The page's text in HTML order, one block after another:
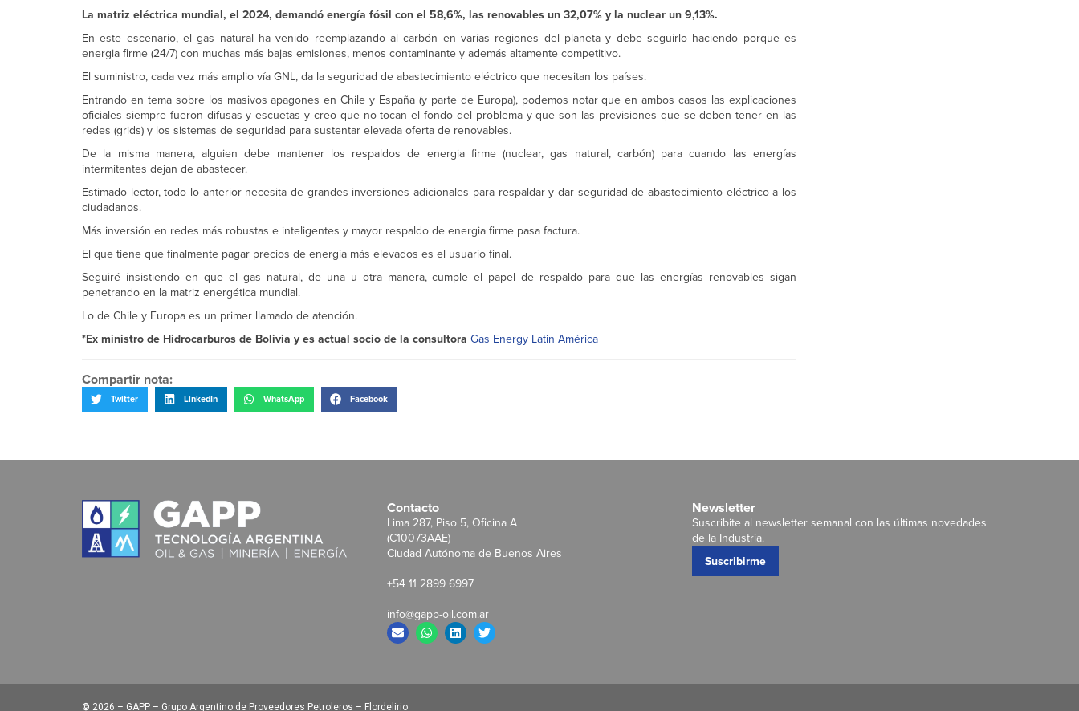
La matriz eléctrica mundial, el 2024, demandó energía fósil con el 58,6%, las renovables un 32,07% y la nuclear un 9,13%.
En este escenario, el gas natural ha venido reemplazando al carbón en varias regiones del planeta y debe seguirlo haciendo porque es
energia firme (24/7) con muchas más bajas emisiones, menos contaminante y además altamente competitivo.
El suministro, cada vez más amplio vía GNL, da la seguridad de abastecimiento eléctrico que necesitan los países.
Entrando en tema sobre los masivos apagones en Chile y España (y parte de Europa), podemos notar que en ambos casos las explicaciones
oficiales siempre fueron difusas y escuetas y creo que no tocan el fondo del problema y que son las previsiones que se deben tener en las
redes (grids) y los sistemas de seguridad para sustentar elevada oferta de renovables.
De la misma manera, alguien debe mantener los respaldos de energia firme (nuclear, gas natural, carbón) para cuando las energías
intermitentes dejan de abastecer.
Estimado lector, todo lo anterior necesita de grandes inversiones adicionales para respaldar y dar seguridad de abastecimiento eléctrico a los
ciudadanos.
Más inversión en redes más robustas e inteligentes y mayor respaldo de energia firme pasa factura.
El que tiene que finalmente pagar precios de energia más elevados es el usuario final.
Seguiré insistiendo en que el gas natural, de una u otra manera, cumple el papel de respaldo para que las energías renovables sigan
penetrando en la matriz energética mundial.
Lo de Chile y Europa es un primer llamado de atención.
*Ex ministro de Hidrocarburos de Bolivia y es actual socio de la consultora Gas Energy Latin América
Compartir nota:
Twitter LinkedIn WhatsApp Facebook
Contacto
Lima 287, Piso 5, Oficina A
(C10073AAE)
Ciudad Autónoma de Buenos Aires
+54 11 2899 6997
info@gapp-oil.com.ar
Newsletter
Suscribite al newsletter semanal con las últimas novedades
de la Industria.
Suscribirme
© 2026 – GAPP – Grupo Argentino de Proveedores Petroleros – Flordelirio